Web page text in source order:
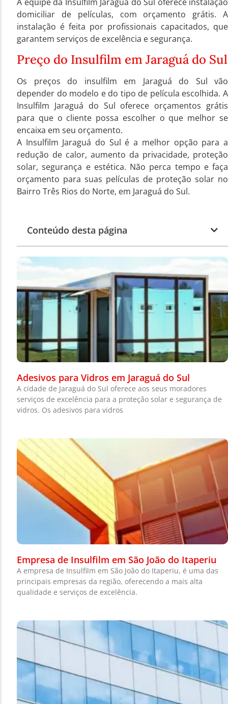
domiciliar de películas, com orçamento grátis. A
instalação é feita por profissionais capacitados, que
garantem serviços de excelência e segurança.
Preço do Insulfilm em Jaraguá do Sul
Os preços do insulfilm em Jaraguá do Sul vão
depender do modelo e do tipo de película escolhida. A
Insulfilm Jaraguá do Sul oferece orçamentos grátis
para que o cliente possa escolher o que melhor se
encaixa em seu orçamento.
A Insulfilm Jaraguá do Sul é a melhor opção para a
redução de calor, aumento da privacidade, proteção
solar, segurança e estética. Não perca tempo e faça
orçamento para suas películas de proteção solar no
Bairro Três Rios do Norte, em Jaraguá do Sul.
Conteúdo desta página
Adesivos para Vidros em Jaraguá do Sul
A cidade de Jaraguá do Sul oferece aos seus moradores
serviços de excelência para a proteção solar e segurança de
vidros. Os adesivos para vidros
Empresa de Insulfilm em São João do Itaperiu
A empresa de Insulfilm em São João do Itaperiu, é uma das
principais empresas da região, oferecendo a mais alta
qualidade e serviços de excelência.